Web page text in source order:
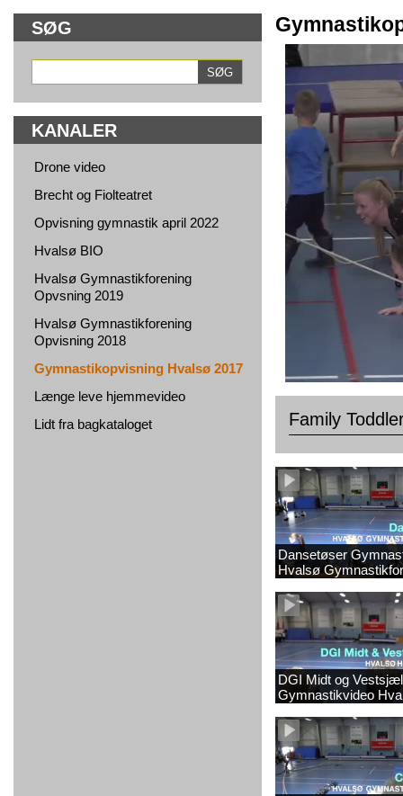
SØG
KANALER
Drone video
Brecht og Fiolteatret
Opvisning gymnastik april 2022
Hvalsø BIO
Hvalsø Gymnastikforening
Opvsning 2019
Hvalsø Gymnastikforening
Opvisning 2018
Gymnastikopvisning Hvalsø 2017
Længe leve hjemmevideo
Lidt fra bagkataloget
Family
Dansetøser
Hvalsø
DGI Midt og
Gymnastikvideo